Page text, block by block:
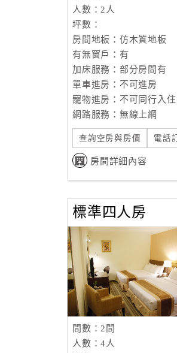
人數：2人
坪數：
房間地板：仿木質地板
有無窗戶：有
加床服務：部分房間有
單車進房：不可進房
寵物進房：不可同行入住
網路服務：無線上網
查詢空房與房價 電話
房間詳細內容
標準四人房
間數：2間
人數：4人